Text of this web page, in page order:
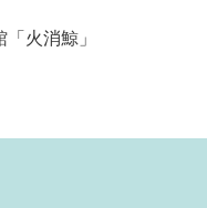
火消鯨」